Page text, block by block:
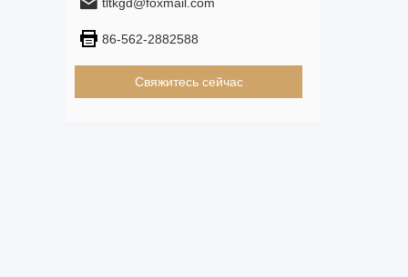
86-562-2882588
Свяжитесь сейчас